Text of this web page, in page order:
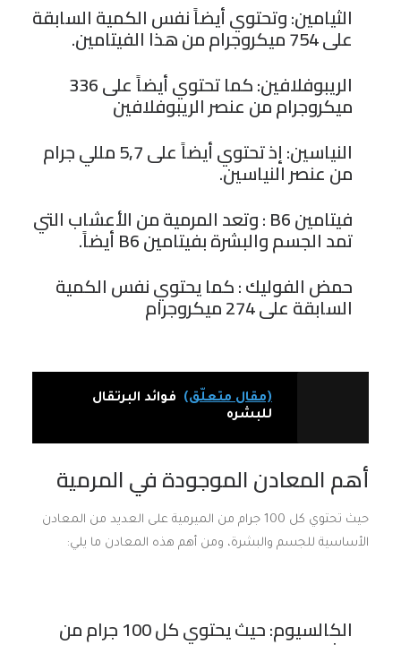
الثيامين: وتحتوي أيضاً نفس الكمية السابقة
على 754 ميكروجرام من هذا الفيتامين.
الريبوفلافين: كما تحتوي أيضاً على 336
ميكروجرام من عنصر الريبوفلافين
النياسين: إذ تحتوي أيضاً على 5,7 مللي جرام
من عنصر النياسين.
فيتامين B6 : وتعد المرمية من الأعشاب التي
تمد الجسم والبشرة بفيتامين B6 أيضاً.
حمض الفوليك : كما يحتوي نفس الكمية
السابقة على 274 ميكروجرام
(مقال متعلّق)
فوائد البرتقال
للبشره
أهم المعادن الموجودة في المرمية
حيث تحتوي كل 100 جرام من الميرمية على العديد من المعادن
الأساسية للجسم والبشرة، ومن أهم هذه المعادن ما يلي:
الكالسيوم: حيث يحتوي كل 100 جرام من